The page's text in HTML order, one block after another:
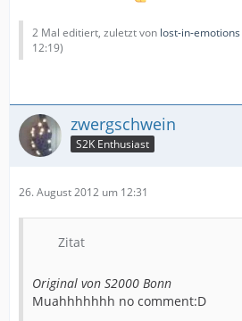
2 Mal editiert, zuletzt von lost-in-emotions
12:19)
zwergschwein
S2K Enthusiast
26. August 2012 um 12:31
Zitat
Original von S2000 Bonn
Muahhhhhhh no comment:D